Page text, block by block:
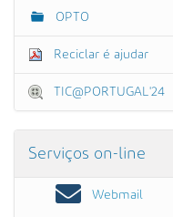
OPTO
Reciclar é ajudar
TIC@PORTUGAL'24
Serviços on-line
Webmail